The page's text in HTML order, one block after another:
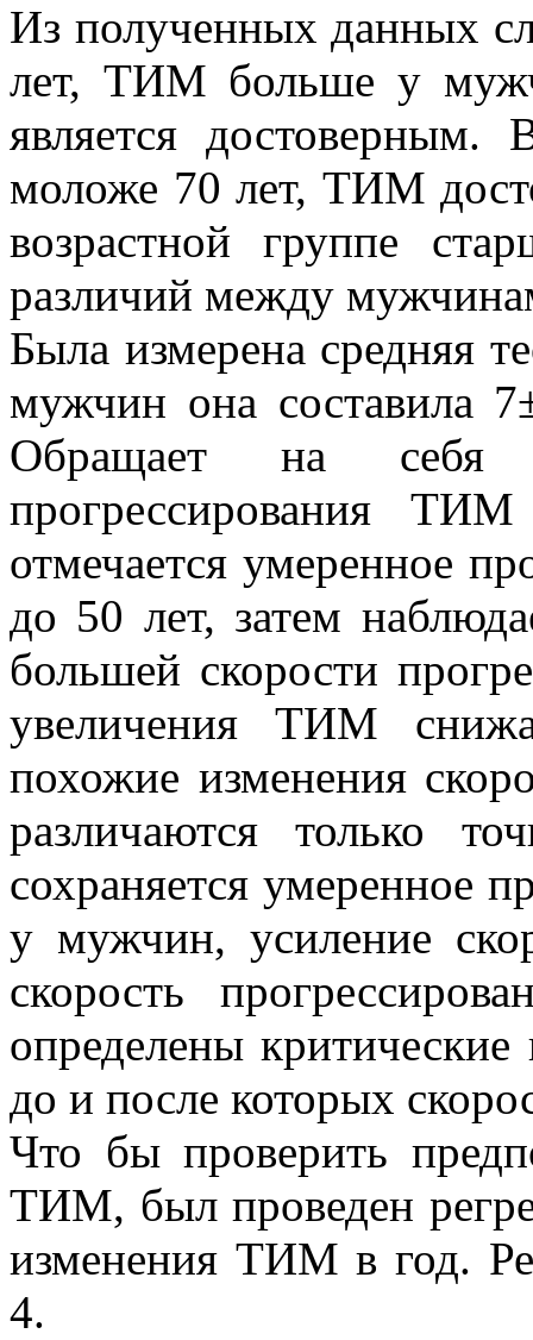
Из полученных данных
лет, ТИМ больше у
является
моложе 70 лет, ТИМ
возрастной группе
различий между
Была измерена средняя
мужчин она составила
Обращает на себя
прогрессирования
отмечается умеренное
до 50 лет, затем
большей скорости
увеличения ТИМ
похожие изменения
различаются только
сохраняется умеренное
у мужчин, усиление
скорость
определены
до и после которых
Что бы проверить
ТИМ, был проведен
изменения ТИМ в год.
4.